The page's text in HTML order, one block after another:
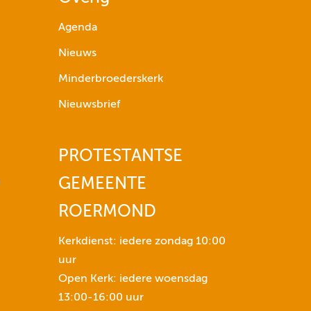
p
l
t
s
n
o
h
e
t
v
Agenda
Nieuws
Minderbroederskerk
Nieuwsbrief
PROTESTANTSE
GEMEENTE
ROERMOND
Kerkdienst: iedere zondag 10:00
uur
Open Kerk: iedere woensdag
13:00-16:00 uur